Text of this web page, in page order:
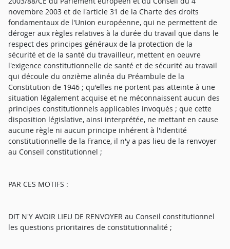
novembre 2003 et de l'article 31 de la Charte des droits
fondamentaux de l'Union européenne, qui ne permettent de
déroger aux règles relatives à la durée du travail que dans le
respect des principes généraux de la protection de la
sécurité et de la santé du travailleur, mettent en oeuvre
l'exigence constitutionnelle de santé et de sécurité au travail
qui découle du onzième alinéa du Préambule de la
Constitution de 1946 ; qu'elles ne portent pas atteinte à une
situation légalement acquise et ne méconnaissent aucun des
principes constitutionnels applicables invoqués ; que cette
disposition législative, ainsi interprétée, ne mettant en cause
aucune règle ni aucun principe inhérent à l'identité
constitutionnelle de la France, il n'y a pas lieu de la renvoyer
au Conseil constitutionnel ;
PAR CES MOTIFS :
DIT N'Y AVOIR LIEU DE RENVOYER au Conseil constitutionnel
les questions prioritaires de constitutionnalité ;